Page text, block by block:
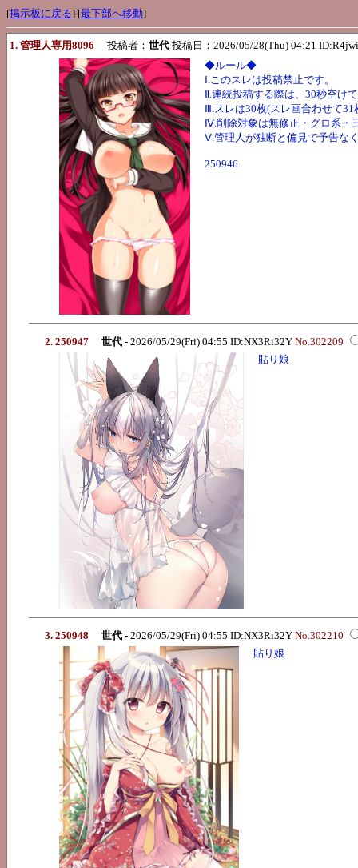
[掲示板に戻る] [最下部へ移動]
1. 管理人専用8096 投稿者： 世代 投稿日：2026/05/28(Thu) 04:21
◆ルール◆
Ⅰ.このスレは投稿禁止です。
Ⅱ.連続投稿する際は、30秒空け
Ⅲ.スレは30枚(スレ画合わせて
Ⅳ.削除対象は無修正・グロ系・
Ⅴ.管理人が独断と偏見で予告な
250946
2. 250947 世代 - 2026/05/29(Fri) 04:55 ID:NX3Ri32Y No.302209
貼り娘
3. 250948 世代 - 2026/05/29(Fri) 04:55 ID:NX3Ri32Y No.302210
貼り娘